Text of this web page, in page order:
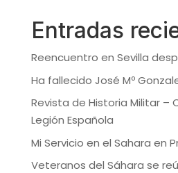
Entradas
Reencuentro en Sevilla
Ha fallecido José Mº
Revista de Historia Militar –
Legión Española
Mi Servicio en el Sahara en
Veteranos del Sáhara se